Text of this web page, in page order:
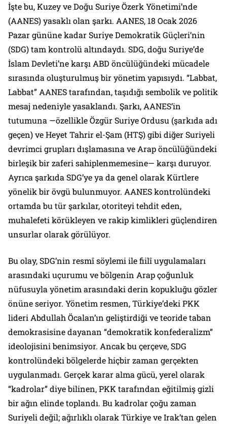
İşte bu, Kuzey ve Doğu Suriye Özerk Yönetimi’nde
(AANES) yasaklı olan şarkı. AANES, 18 Ocak 2026
Pazar gününe kadar Suriye Demokratik Güçleri’nin
(SDG) tam kontrolü altındaydı. SDG, doğu Suriye’de
İslam Devleti’ne karşı ABD öncülüğündeki mücadele
sırasında oluşturulmuş bir yönetim yapısıydı. “Labbat,
Labbat” AANES tarafından, taşıdığı sembolik ve politik
mesaj nedeniyle yasaklandı. Şarkı, AANES’in
tutumuna —özellikle Özgür Suriye Ordusu (şarkıda adı
geçen) ve Heyet Tahrir el-Şam (HTŞ) gibi diğer Suriyeli
devrimci grupları dışlamasına ve Arap öncülüğündeki
birleşik bir zaferi sahiplenmemesine— karşı duruyor.
Ayrıca şarkıda SDG’ye ya da genel olarak Kürtlere
yönelik bir övgü bulunmuyor. AANES kontrolündeki
ortamda bu tür şarkılar, otoriteyi tehdit eden,
muhalefeti körükleyen ve rakip kimlikleri güçlendiren
unsurlar olarak görülüyor.
Bu olay, SDG’nin resmî söylemi ile fiilî uygulamaları
arasındaki uçurumu ve bölgenin Arap çoğunluk
nüfusuyla yönetim arasındaki derin kopukluğu gözler
önüne seriyor. Yönetim resmen, Türkiye’deki PKK
lideri Abdullah Öcalan’ın geliştirdiği ve teoride taban
demokrasisine dayanan “demokratik konfederalizm”
ideolojisini benimsiyor. Ancak bu çerçeve, SDG
kontrolündeki bölgelerde hiçbir zaman gerçekten
uygulanmadı. Gerçek karar alma gücü, yerel olarak
“kadrolar” diye bilinen, PKK tarafından eğitilmiş gizli
bir ağın elinde toplandı. Bu kadrolar çoğu zaman
Suriyeli değil; ağırlıklı olarak Türkiye ve Irak’tan gelen